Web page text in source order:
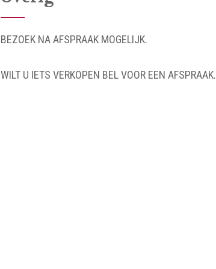
BEZOEK NA AFSPRAAK MOGELIJK.
WILT U IETS VERKOPEN BEL VOOR EEN AFSPRAAK.